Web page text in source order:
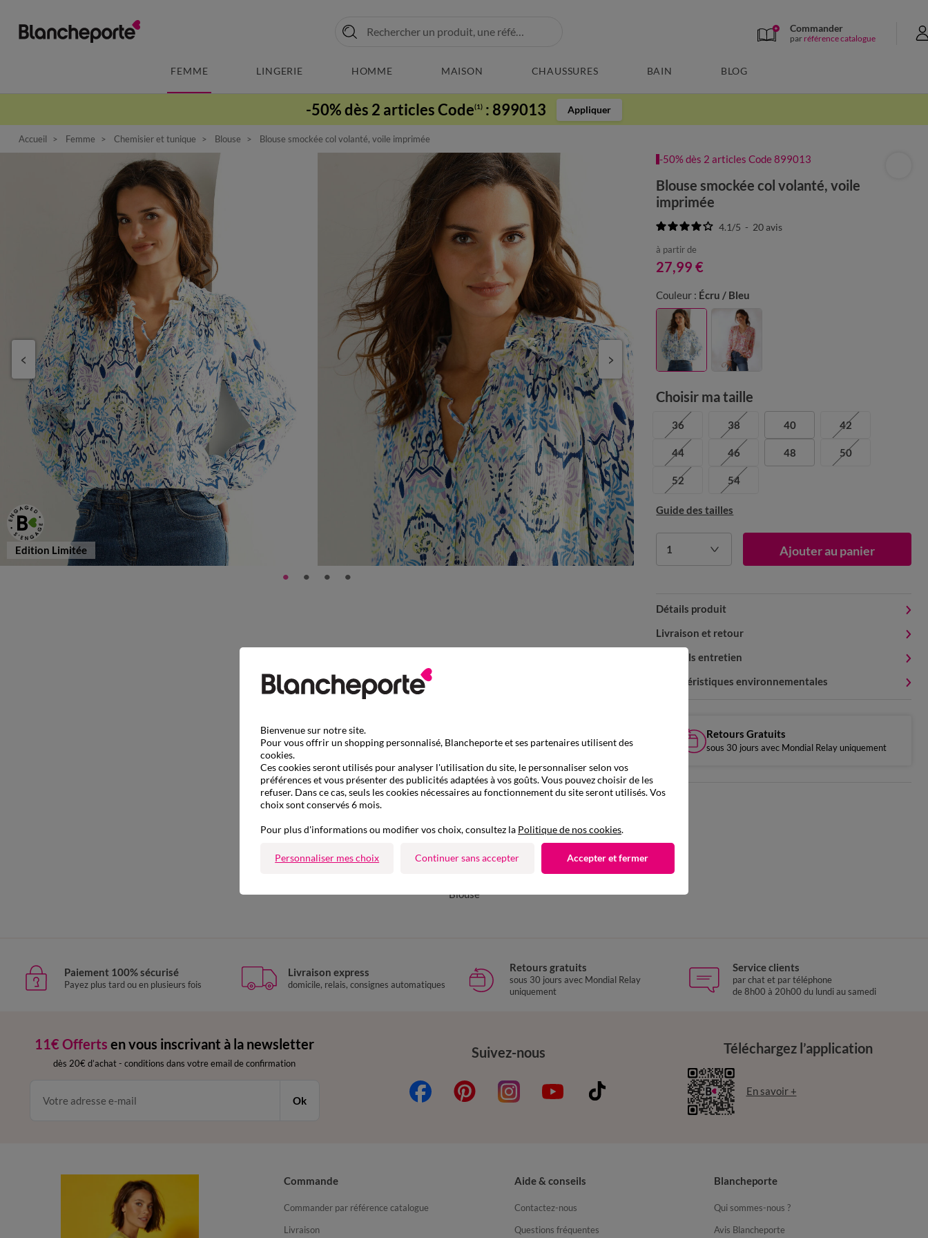
Commander
par référence catalogue
FEMME LINGERIE HOMME MAISON CHAUSSURES BAIN BLOG
-50% dès 2 articles Code(1) : 899013 Appliquer
Accueil Femme Chemisier et tunique Blouse Blouse smockée col volanté, voile imprimée
Edition Limitée
-50% dès 2 articles Code 899013
Blouse smockée col volanté, voile
imprimée
4.1/5 - 20avis
à partir de
27,99 €
Couleur : Écru / Bleu
Choisir ma taille
36 38 40 42
44 46 48 50
52 54
Guide des tailles
1 Ajouter au panier
Détails produit
Livraison et retour
Conseils entretien
Caractéristiques environnementales
Retours Gratuits
sous 30 jours avec Mondial Relay uniquement
Blouse
Paiement 100% sécurisé
Payez plus tard ou en plusieurs fois
Livraison express
domicile, relais, consignes automatiques
Retours gratuits
sous 30 jours avec Mondial Relay
uniquement
Service clients
par chat et par téléphone
de 8h00 à 20h00 du lundi au samedi
11€ Offerts en vous inscrivant à la newsletter
dès 20€ d’achat - conditions dans votre email de confirmation
Ok
Suivez-nous Téléchargez l’application
En savoir +
Commande
Commander par référence catalogue
Livraison
Aide & conseils
Contactez-nous
Questions fréquentes
Blancheporte
Qui sommes-nous ?
Avis Blancheporte
Bienvenue sur notre site.
Pour vous offrir un shopping personnalisé, Blancheporte et ses partenaires utilisent des
cookies.
Ces cookies seront utilisés pour analyser l'utilisation du site, le personnaliser selon vos
préférences et vous présenter des publicités adaptées à vos goûts. Vous pouvez choisir de les
refuser. Dans ce cas, seuls les cookies nécessaires au fonctionnement du site seront utilisés. Vos
choix sont conservés 6 mois.
Pour plus d'informations ou modifier vos choix, consultez la Politique de nos cookies.
Personnaliser mes choix Continuer sans accepter Accepter et fermer